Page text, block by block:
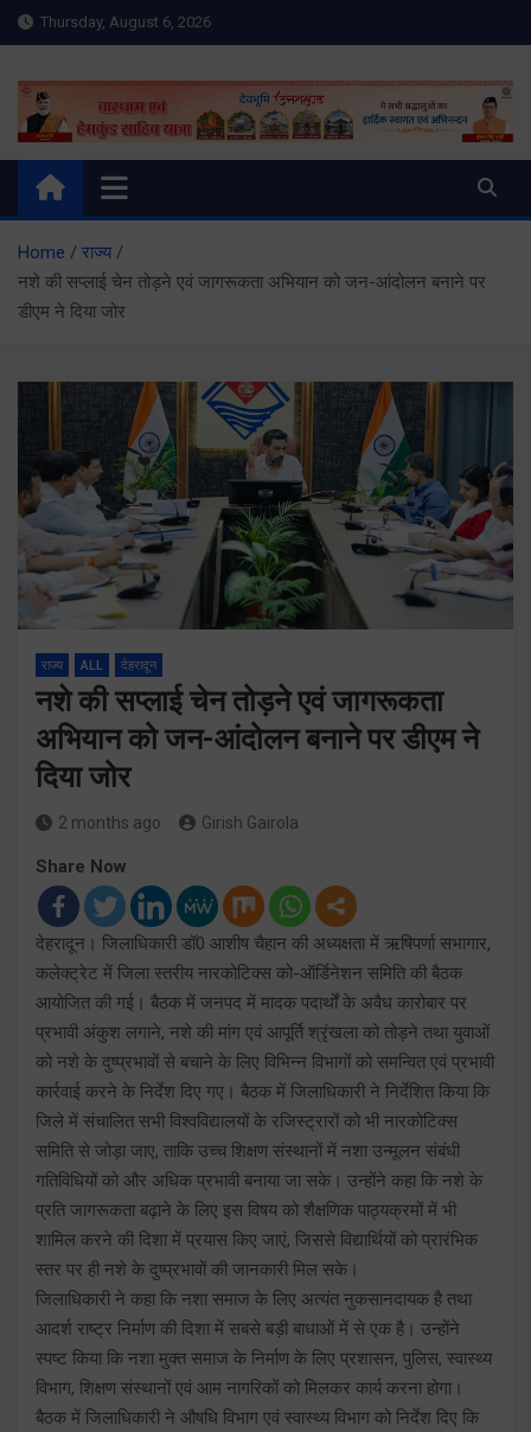
Skip
to
Thursday, August 6, 2026
Meru Raibar | Uttarakhand
News | Uttarkashi News
meruraibar.com
Home
राज्य
नशे की सप्लाई चेन तोड़ने एवं जागरूकता अभियान को जन-आंदोलन बनाने पर
डीएम ने दिया जोर
राज्य ALL देहरादून
नशे की सप्लाई चेन तोड़ने एवं जागरूकता
अभियान को जन-आंदोलन बनाने पर डीएम ने
दिया जोर
2 months ago Girish Gairola
Share Now
देहरादून। जिलाधिकारी डॉ0 आशीष चैहान की अध्यक्षता में ऋषिपर्णा सभागार,
कलेक्ट्रेट में जिला स्तरीय नारकोटिक्स को-ऑर्डिनेशन समिति की बैठक
आयोजित की गई। बैठक में जनपद में मादक पदार्थों के अवैध कारोबार पर
प्रभावी अंकुश लगाने, नशे की मांग एवं आपूर्ति श्रृंखला को तोड़ने तथा युवाओं
को नशे के दुष्प्रभावों से बचाने के लिए विभिन्न विभागों को समन्वित एवं प्रभावी
कार्रवाई करने के निर्देश दिए गए। बैठक में जिलाधिकारी ने निर्देशित किया कि
जिले में संचालित सभी विश्वविद्यालयों के रजिस्ट्रारों को भी नारकोटिक्स
समिति से जोड़ा जाए, ताकि उच्च शिक्षण संस्थानों में नशा उन्मूलन संबंधी
गतिविधियों को और अधिक प्रभावी बनाया जा सके। उन्होंने कहा कि नशे के
प्रति जागरूकता बढ़ाने के लिए इस विषय को शैक्षणिक पाठ्यक्रमों में भी
शामिल करने की दिशा में प्रयास किए जाएं, जिससे विद्यार्थियों को प्रारंभिक
स्तर पर ही नशे के दुष्प्रभावों की जानकारी मिल सके।
जिलाधिकारी ने कहा कि नशा समाज के लिए अत्यंत नुकसानदायक है तथा
आदर्श राष्ट्र निर्माण की दिशा में सबसे बड़ी बाधाओं में से एक है। उन्होंने
स्पष्ट किया कि नशा मुक्त समाज के निर्माण के लिए प्रशासन, पुलिस, स्वास्थ्य
विभाग, शिक्षण संस्थानों एवं आम नागरिकों को मिलकर कार्य करना होगा।
बैठक में जिलाधिकारी ने औषधि विभाग एवं स्वास्थ्य विभाग को निर्देश दिए कि